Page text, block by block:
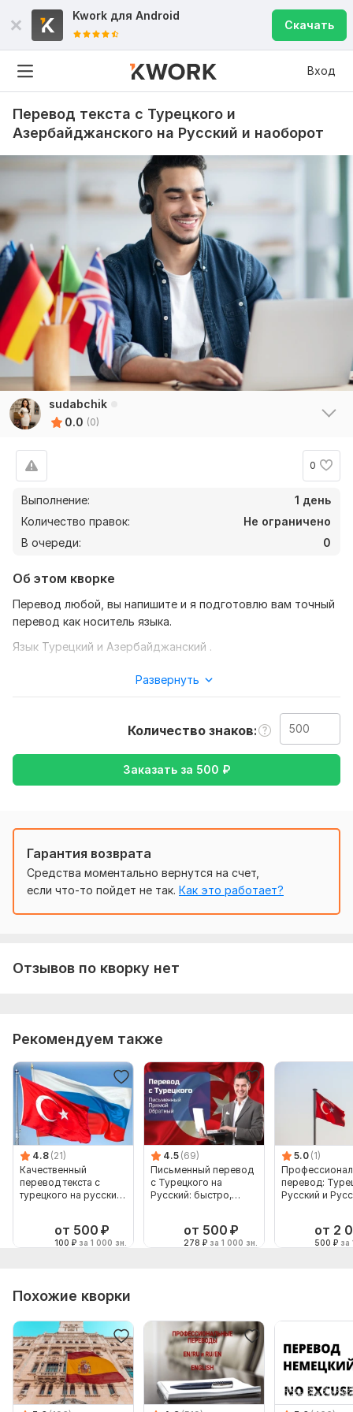
Kwork для Android
Скачать
Вход
Перевод текста с Турецкого и
Азербайджанского на Русский и наоборот
sudabchik
0.0 (0)
0
Выполнение:
1 день
Количество правок:
Не ограничено
В очереди:
0
Об этом кворке
Перевод любой, вы напишите и я подготовлю вам точный
перевод как носитель языка.
Язык Турецкий и Азербайджанский .
Сделаю все быстро и просто, я готова помочь вам))
Тематика:
Работа,
Туризм и путешествия, Хобби и увлечения
с Турецкого на Русский
Объем услуги в кворке: 500 знаков
Развернуть
Количество знаков
Заказать за 500 ₽
Гарантия возврата
Средства моментально вернутся на счет,
если что-то пойдет не так. Как это работает?
Отзывов по кворку нет
Рекомендуем также
4.8 (21)
Качественный
перевод текста с
турецкого на русский
от 500 ₽
100 ₽ за 1 000 зн.
4.5 (69)
Письменный перевод
с Турецкого на
Русский: быстро,
от 500 ₽
278 ₽ за 1 000 зн.
5.0 (1)
перевод:
Русский и
от 2
500 ₽ за
Похожие кворки